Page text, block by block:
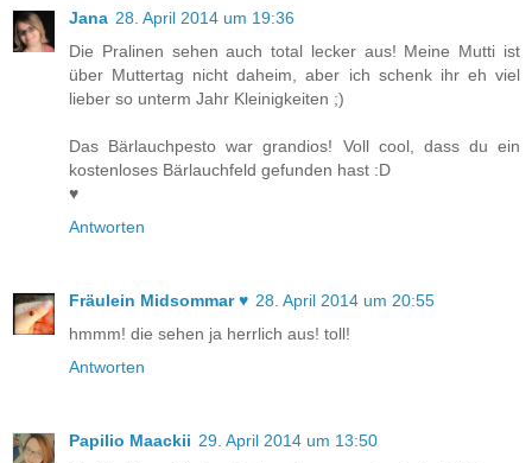
Jana 28. April 2014 um 19:36
Die Pralinen sehen auch total lecker aus! Meine Mutti ist
über Muttertag nicht daheim, aber ich schenk ihr eh viel
lieber so unterm Jahr Kleinigkeiten ;)
Das Bärlauchpesto war grandios! Voll cool, dass du ein
kostenloses Bärlauchfeld gefunden hast :D
♥
Antworten
Fräulein Midsommar ♥ 28. April 2014 um 20:55
hmmm! die sehen ja herrlich aus! toll!
Antworten
Papilio Maackii 29. April 2014 um 13:50